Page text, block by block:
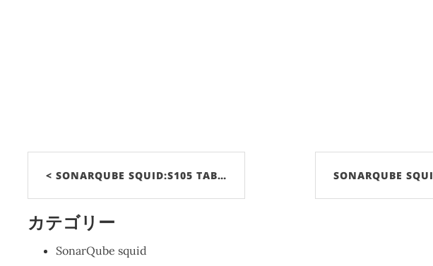
< SONARQUBE SQUID:S105 TAB… SONARQUBE
カテゴリー
SonarQube squid